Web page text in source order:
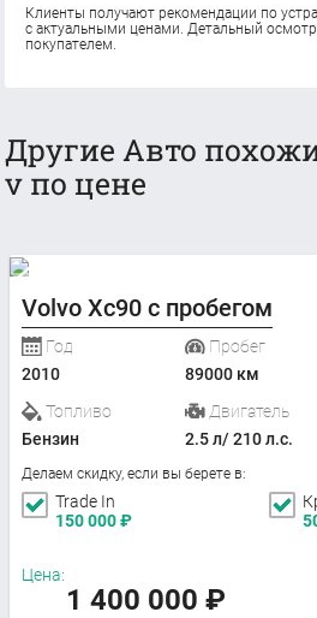
Клиенты получают рекомендации по
с актуальными ценами. Детальный
покупателем.
Другие Авто
v по цене
Volvo Xc90 с пробегом
Год
2010
Пробег
89000 км
Топливо
Бензин
Двигатель
2.5 л/ 210 л.с.
Делаем скидку, если вы берете в:
Trade In
150 000₽
Цена:
1 400 000 ₽